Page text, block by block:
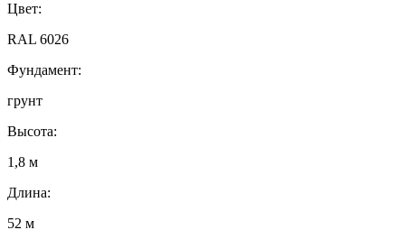
Цвет:
RAL 6026
Фундамент:
грунт
Высота:
1,8 м
Длина:
52 м